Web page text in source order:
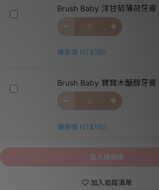
Brush Baby 洋甘菊薄荷牙
優惠價 NT$160
Brush Baby 寶寶木醣醇牙
優惠價 NT$160
加入購物車
加入追蹤清單